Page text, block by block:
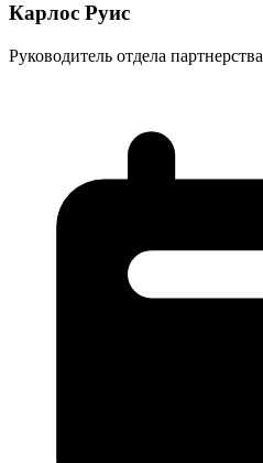
Карлос Руис
Руководитель отдела партнерства